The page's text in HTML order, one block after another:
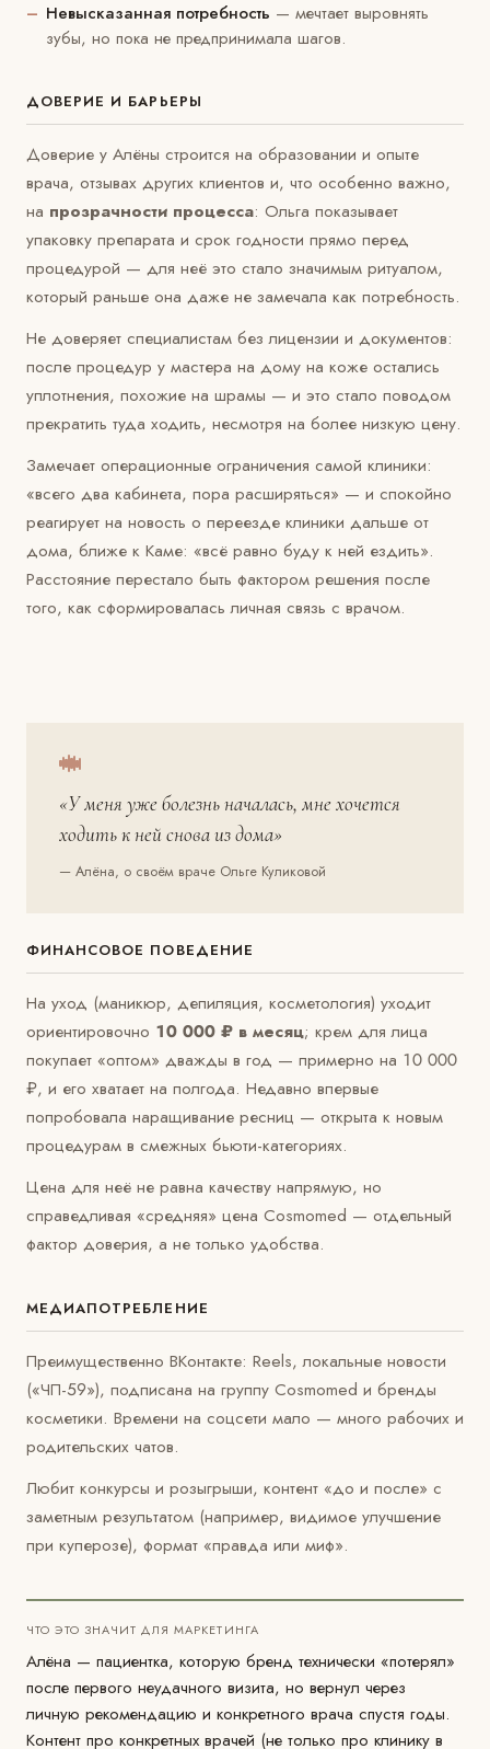
Невысказанная потребность — мечтает выровнять
зубы, но пока не предпринимала шагов.
ДОВЕРИЕ И БАРЬЕРЫ
Доверие у Алёны строится на образовании и опыте
врача, отзывах других клиентов и, что особенно важно,
на прозрачности процесса: Ольга показывает
упаковку препарата и срок годности прямо перед
процедурой — для неё это стало значимым ритуалом,
который раньше она даже не замечала как потребность.
Не доверяет специалистам без лицензии и документов:
после процедур у мастера на дому на коже остались
уплотнения, похожие на шрамы — и это стало поводом
прекратить туда ходить, несмотря на более низкую цену.
Замечает операционные ограничения самой клиники:
«всего два кабинета, пора расширяться» — и спокойно
реагирует на новость о переезде клиники дальше от
дома, ближе к Каме: «всё равно буду к ней ездить».
Расстояние перестало быть фактором решения после
того, как сформировалась личная связь с врачом.
«У меня уже болезнь началась, мне хочется
ходить к ней снова из дома»
— Алёна, о своём враче Ольге Куликовой
ФИНАНСОВОЕ ПОВЕДЕНИЕ
На уход (маникюр, депиляция, косметология) уходит
ориентировочно 10 000 ₽ в месяц; крем для лица
покупает «оптом» дважды в год — примерно на 10 000
₽, и его хватает на полгода. Недавно впервые
попробовала наращивание ресниц — открыта к новым
процедурам в смежных бьюти-категориях.
Цена для неё не равна качеству напрямую, но
справедливая «средняя» цена Cosmomed — отдельный
фактор доверия, а не только удобства.
МЕДИАПОТРЕБЛЕНИЕ
Преимущественно ВКонтакте: Reels, локальные новости
(«ЧП-59»), подписана на группу Cosmomed и бренды
косметики. Времени на соцсети мало — много рабочих и
родительских чатов.
Любит конкурсы и розыгрыши, контент «до и после» с
заметным результатом (например, видимое улучшение
при куперозе), формат «правда или миф».
ЧТО ЭТО ЗНАЧИТ ДЛЯ МАРКЕТИНГА
Алёна — пациентка, которую бренд технически «потерял»
после первого неудачного визита, но вернул через
личную рекомендацию и конкретного врача спустя годы.
Контент про конкретных врачей (не только про клинику в